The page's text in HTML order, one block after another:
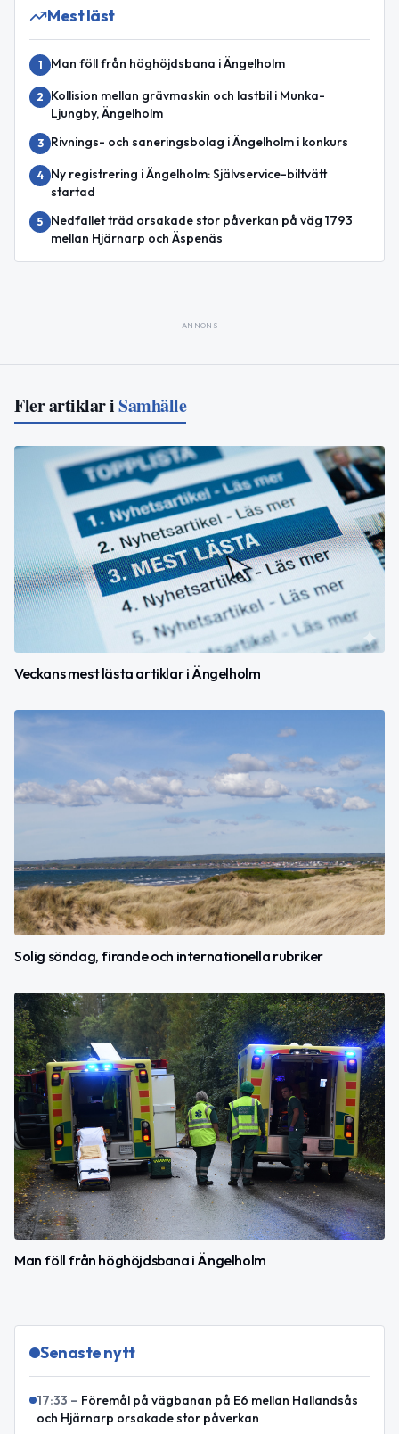
Mest läst
1 Man föll från höghöjdsbana i Ängelholm
2
Kollision mellan grävmaskin och lastbil i Munka-
Ljungby, Ängelholm
3 Rivnings- och saneringsbolag i Ängelholm i konkurs
4
Ny registrering i Ängelholm: Självservice-biltvätt
startad
5
Nedfallet träd orsakade stor påverkan på väg 1793
mellan Hjärnarp och Äspenäs
ANNONS
Fler artiklar iSamhälle
Veckans mest lästa artiklar i Ängelholm
Solig söndag, firande och internationella rubriker
Man föll från höghöjdsbana i Ängelholm
Senaste nytt
17:33 – Föremål på vägbanan på E6 mellan Hallandsås
och Hjärnarp orsakade stor påverkan